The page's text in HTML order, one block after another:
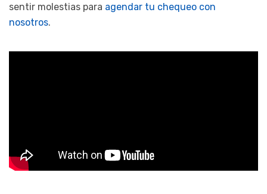
sentir molestias para agendar tu chequeo con
nosotros.